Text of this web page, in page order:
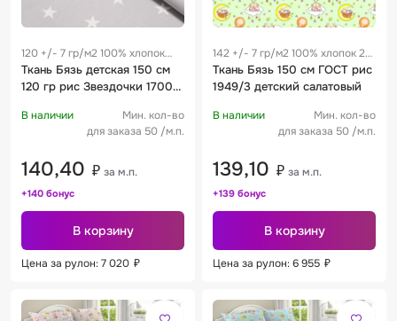
120 +/- 7 гр/м2 100% хлопок
0.28 м
Ткань Бязь детская 150 см
120 гр рис Звездочки 1700-
В наличии
Мин. кол-во
для заказа 50 /м.п.
140,40 ₽ за м.п.
+140 бонус
В корзину
Цена за рулон: 7 020 ₽
142 +/- 7 гр/м2 100% хлопок 28
см
Ткань Бязь 150 см ГОСТ рис
1949/3 детский салатовый
В наличии
Мин. кол-во
для заказа 50 /м.п.
139,10 ₽ за м.п.
+139 бонус
В корзину
Цена за рулон: 6 955 ₽